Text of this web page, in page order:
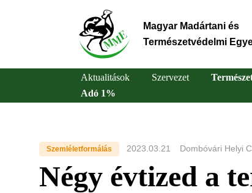
Magyar Madártani és
Természetvédelmi
Main
navigation
Aktualitások Szervezet
Adó 1%
Szemléletformálás 2023.03.21 Dombóvári Helyi
Négy évtized a